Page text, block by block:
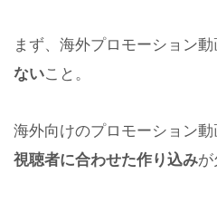
まず、海外プロモーション
ないこと。
海外向けのプロモーション動
視聴者に合わせた作り込みが